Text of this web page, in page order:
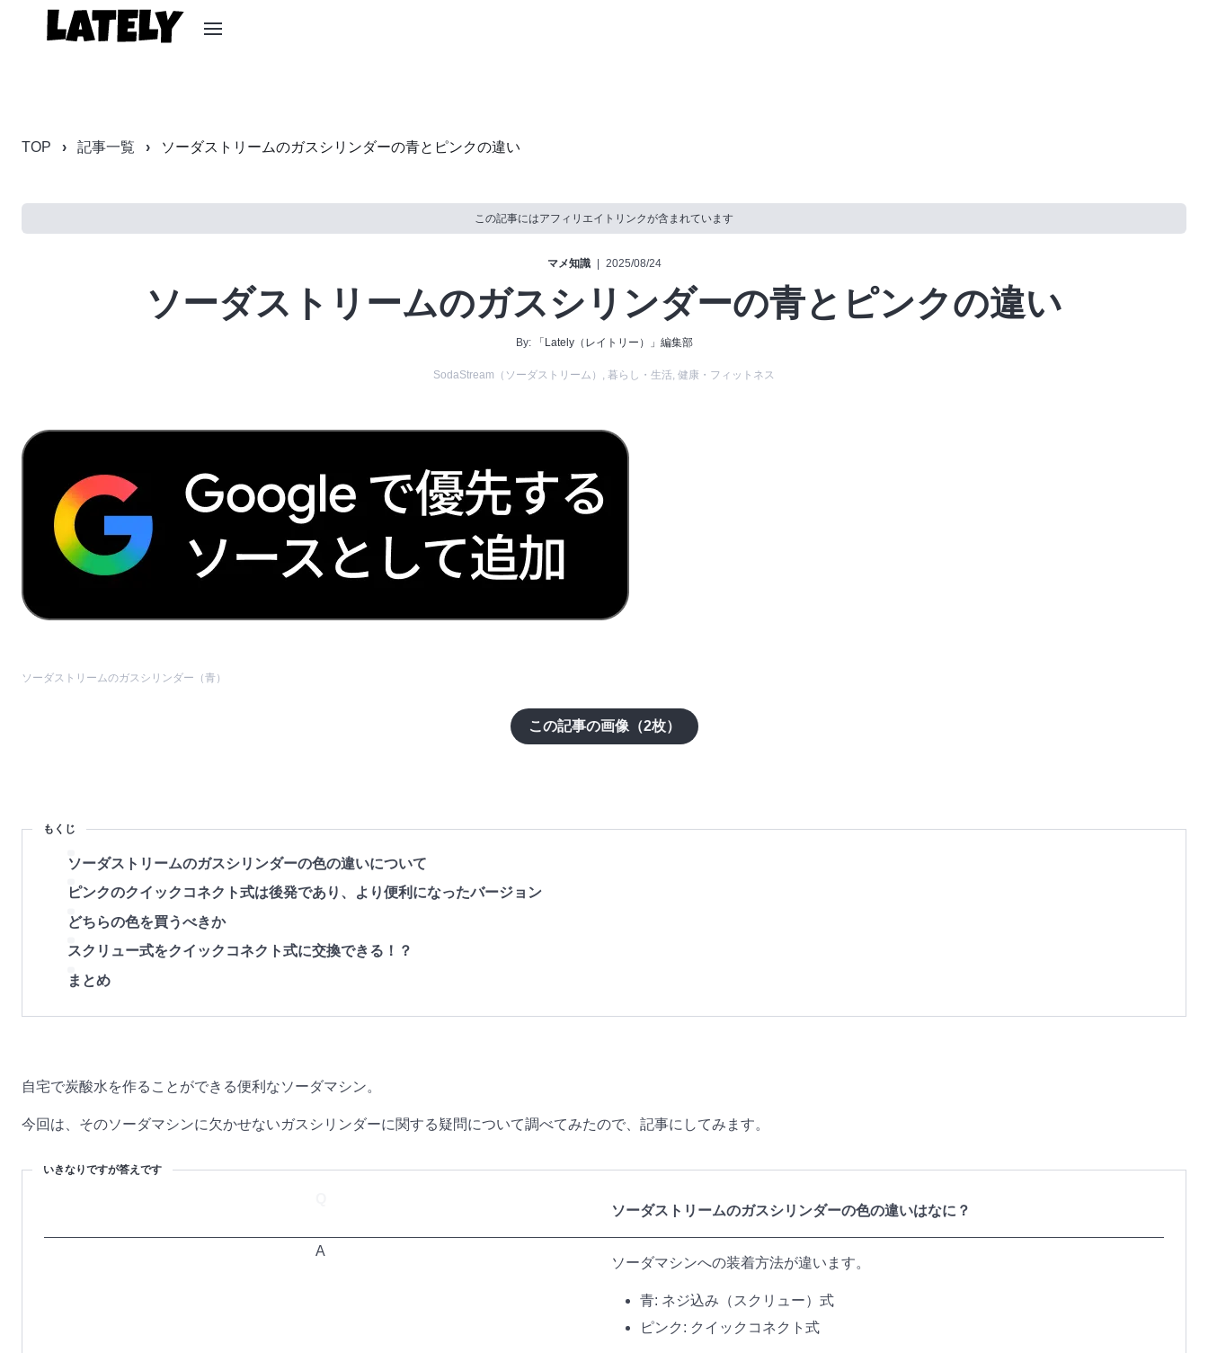
TOP 記事一覧 ソーダストリームのガスシリンダーの青とピンクの違い
この記事にはアフィリエイトリンクが含まれています
マメ知識 2025/08/24
ソーダストリームのガスシリンダーの青とピンクの違い
By: 「Lately（レイトリー）」編集部
SodaStream（ソーダストリーム） , 暮らし・生活, 健康・フィットネス
ソーダストリームのガスシリンダー（青）
この記事の画像（2枚）
もくじ
ソーダストリームのガスシリンダーの色の違いについて
ピンクのクイックコネクト式は後発であり、より便利になったバージョン
どちらの色を買うべきか
スクリュー式をクイックコネクト式に交換できる！？
まとめ
自宅で炭酸水を作ることができる便利なソーダマシン。
今回は、そのソーダマシンに欠かせないガスシリンダーに関する疑問について調べてみたので、記事にしてみます。
いきなりですが答えです
ソーダストリームのガスシリンダーの色の違いはなに？
A
ソーダマシンへの装着方法が違います。
青: ネジ込み（スクリュー）式
ピンク: クイックコネクト式